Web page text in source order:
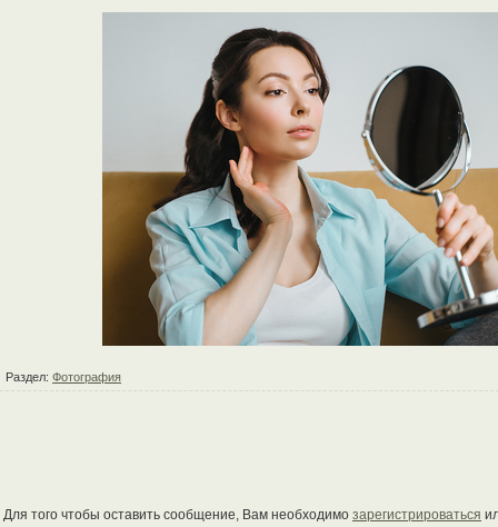
Раздел: Фотография
Для того чтобы оставить сообщение, Вам необходимо зарегистрироваться